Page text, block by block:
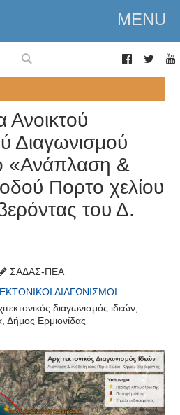
MENU
Ανοικτού
Διαγωνισμού
«Ανάπλαση &
Πορτο χελίου
του Δ.
ΣΑΔΑΣ-ΠΕΑ
ΔΙΑΓΩΝΙΣΜΟΊ
διαγωνισμός ιδεών,
, Δήμος Ερμιονίδας